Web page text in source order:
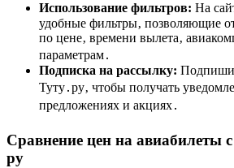
Использование фильтров: На
удобные фильтры‚ позволяющие
по цене‚ времени вылета‚
параметрам․
Подписка на рассылку:
Туту․ру‚ чтобы получать
предложениях и акциях․
Сравнение цен на авиабилеты
ру